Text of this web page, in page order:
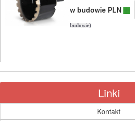
OGRODNICZE
NARZĘDZIA
KOSY
CIŚNIENIOWE
w budowie PLN
budowie)
Linki
Kontakt